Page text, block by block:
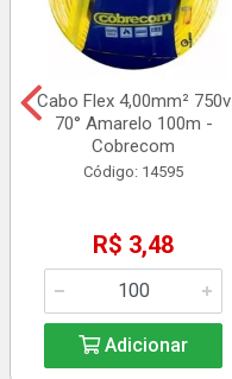
Cabo Flex 4,00mm² 750v
70° Amarelo 100m -
Cobrecom
Código: 14595
R$ 3,48
Adicionar